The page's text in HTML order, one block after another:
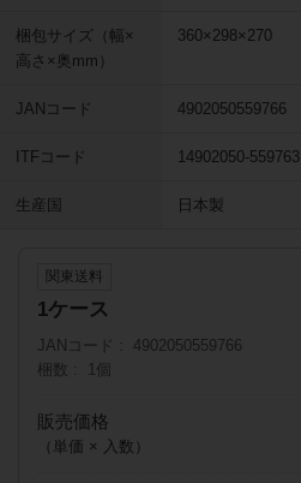
梱包サイズ（幅×
高さ×奥mm）
360×298×270
JANコード 4902050559766
ITFコード 14902050-559763
生産国 日本製
関東送料
1ケース
JANコード
4902050559766
梱数
1個
販売価格
（単価 × 入数）